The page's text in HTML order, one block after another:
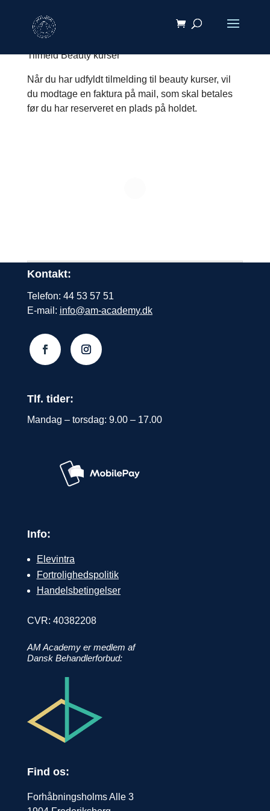
Tilmeld Beauty kurser
Når du har udfyldt tilmelding til beauty kurser, vil
du modtage en faktura på mail, som skal betales
før du har reserveret en plads på holdet.
Kontakt:
Telefon: 44 53 57 51
E-mail: info@am-academy.dk
Tlf. tider:
Mandag – torsdag: 9.00 – 17.00
Info:
Elevintra
Fortrolighedspolitik
Handelsbetingelser
CVR: 40382208
AM Academy er medlem af
Dansk Behandlerforbud:
Find os:
Forhåbningsholms Alle 3